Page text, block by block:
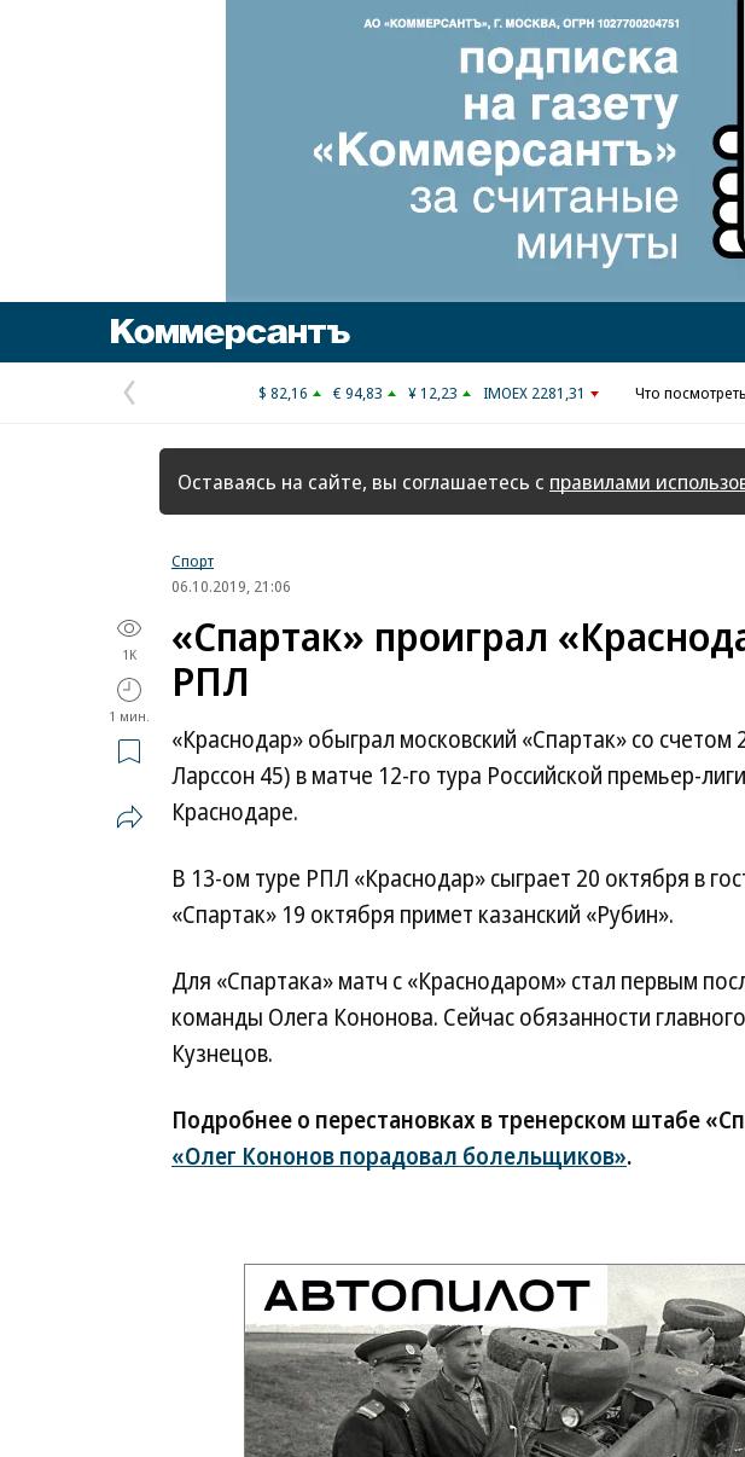
Реклама
Предыдущая
страница
$ 82,16 € 94,83 ¥ 12,23 IMOEX 2281,31 Что
Оставаясь на сайте, вы соглашаетесь с правилами
Спорт
06.10.2019, 21:06
1K
1 мин.
«Спартак» проиграл
РПЛ
«Краснодар» обыграл московский «Спартак» со
Ларссон 45) в матче 12-го тура Российской премьер-
Краснодаре.
В 13-ом туре РПЛ «Краснодар» сыграет 20 октября в
«Спартак» 19 октября примет казанский «Рубин».
Для «Спартака» матч с «Краснодаром» стал первым
команды Олега Кононова. Сейчас обязанности
Кузнецов.
Подробнее о перестановках в тренерском штабе
«Олег Кононов порадовал болельщиков».